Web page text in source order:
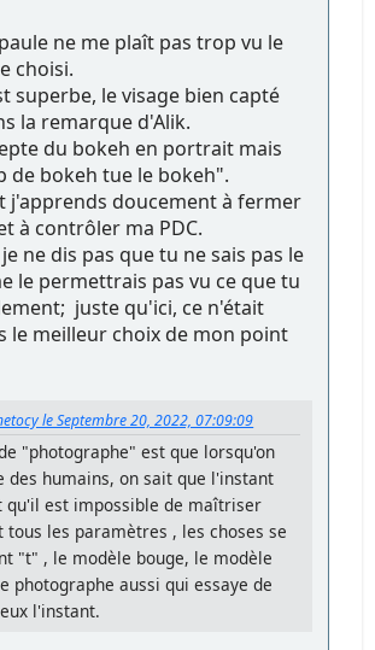
ne me plaît pas trop vu le
choisi.
superbe, le visage bien capté
la remarque d'Alik.
du bokeh en portrait mais
de bokeh tue le bokeh".
j'apprends doucement à fermer
à contrôler ma PDC.
je ne dis pas que tu ne sais pas le
le permettrais pas vu ce que tu
juste qu'ici, ce n'était
le meilleur choix de mon point
le Septembre 20, 2022, 07:09:09
"photographe" est que lorsqu'on
des humains, on sait que l'instant
qu'il est impossible de maîtriser
les paramètres , les choses se
"t" , le modèle bouge, le modèle
photographe aussi qui essaye de
l'instant.